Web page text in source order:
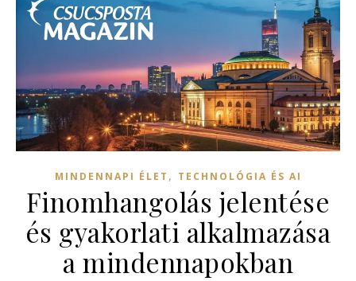
MINDENNAPI ÉLET , TECHNOLÓGIA ÉS AI
Finomhangolás jelentése
és gyakorlati alkalmazása
a mindennapokban